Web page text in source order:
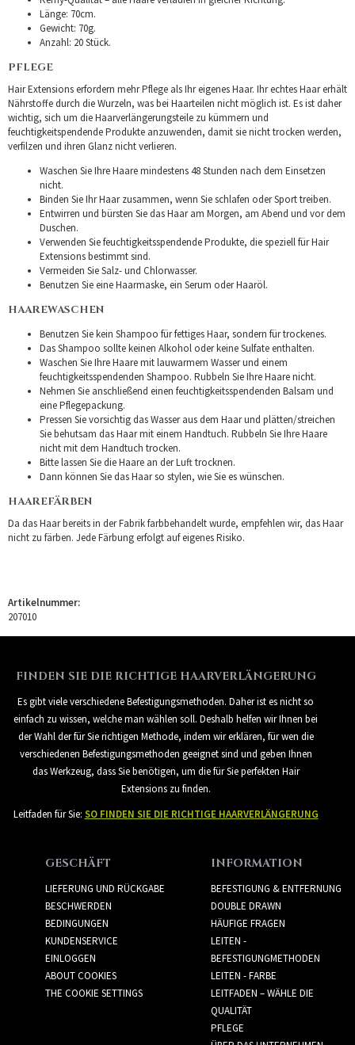
Länge: 70cm.
Gewicht: 70g.
Anzahl: 20 Stück.
PFLEGE
Hair Extensions erfordern mehr Pflege als Ihr eigenes Haar. Ihr echtes Haar erhält
Nährstoffe durch die Wurzeln, was bei Haarteilen nicht möglich ist. Es ist daher
wichtig, sich um die Haarverlängerungsteile zu kümmern und
feuchtigkeitspendende Produkte anzuwenden, damit sie nicht trocken werden,
verfilzen und ihren Glanz nicht verlieren.
Waschen Sie Ihre Haare mindestens 48 Stunden nach dem Einsetzen
nicht.
Binden Sie Ihr Haar zusammen, wenn Sie schlafen oder Sport treiben.
Entwirren und bürsten Sie das Haar am Morgen, am Abend und vor dem
Duschen.
Verwenden Sie feuchtigkeitsspendende Produkte, die speziell für Hair
Extensions bestimmt sind.
Vermeiden Sie Salz- und Chlorwasser.
Benutzen Sie eine Haarmaske, ein Serum oder Haaröl.
HAAREWASCHEN
Benutzen Sie kein Shampoo für fettiges Haar, sondern für trockenes.
Das Shampoo sollte keinen Alkohol oder keine Sulfate enthalten.
Waschen Sie Ihre Haare mit lauwarmem Wasser und einem
feuchtigkeitsspendenden Shampoo. Rubbeln Sie Ihre Haare nicht.
Nehmen Sie anschließend einen feuchtigkeitsspendenden Balsam und
eine Pflegepackung.
Pressen Sie vorsichtig das Wasser aus dem Haar und plätten/streichen
Sie behutsam das Haar mit einem Handtuch. Rubbeln Sie Ihre Haare
nicht mit dem Handtuch trocken.
Bitte lassen Sie die Haare an der Luft trocknen.
Dann können Sie das Haar so stylen, wie Sie es wünschen.
HAAREFÄRBEN
Da das Haar bereits in der Fabrik farbbehandelt wurde, empfehlen wir, das Haar
nicht zu färben. Jede Färbung erfolgt auf eigenes Risiko.
Artikelnummer:
207010
FINDEN SIE DIE RICHTIGE HAARVERLÄNGERUNG
Es gibt viele verschiedene Befestigungsmethoden. Daher ist es nicht so
einfach zu wissen, welche man wählen soll. Deshalb helfen wir Ihnen bei
der Wahl der für Sie richtigen Methode, indem wir erklären, für wen die
verschiedenen Befestigungsmethoden geeignet sind und geben Ihnen
das Werkzeug, dass Sie benötigen, um die für Sie perfekten Hair
Extensions zu finden.
Leitfaden für Sie: SO FINDEN SIE DIE RICHTIGE HAARVERLÄNGERUNG
GESCHÄFT
LIEFERUNG UND RÜCKGABE
BESCHWERDEN
BEDINGUNGEN
KUNDENSERVICE
EINLOGGEN
ABOUT COOKIES
THE COOKIE SETTINGS
INFORMATION
BEFESTIGUNG & ENTFERNUNG
DOUBLE DRAWN
HÄUFIGE FRAGEN
LEITEN -
BEFESTIGUNGMETHODEN
LEITEN - FARBE
LEITFADEN – WÄHLE DIE
QUALITÄT
PFLEGE